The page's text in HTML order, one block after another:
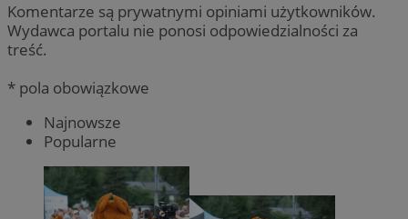
Komentarze są prywatnymi opiniami użytkowników.
Wydawca portalu nie ponosi odpowiedzialności za
treść.
* pola obowiązkowe
Najnowsze
Popularne